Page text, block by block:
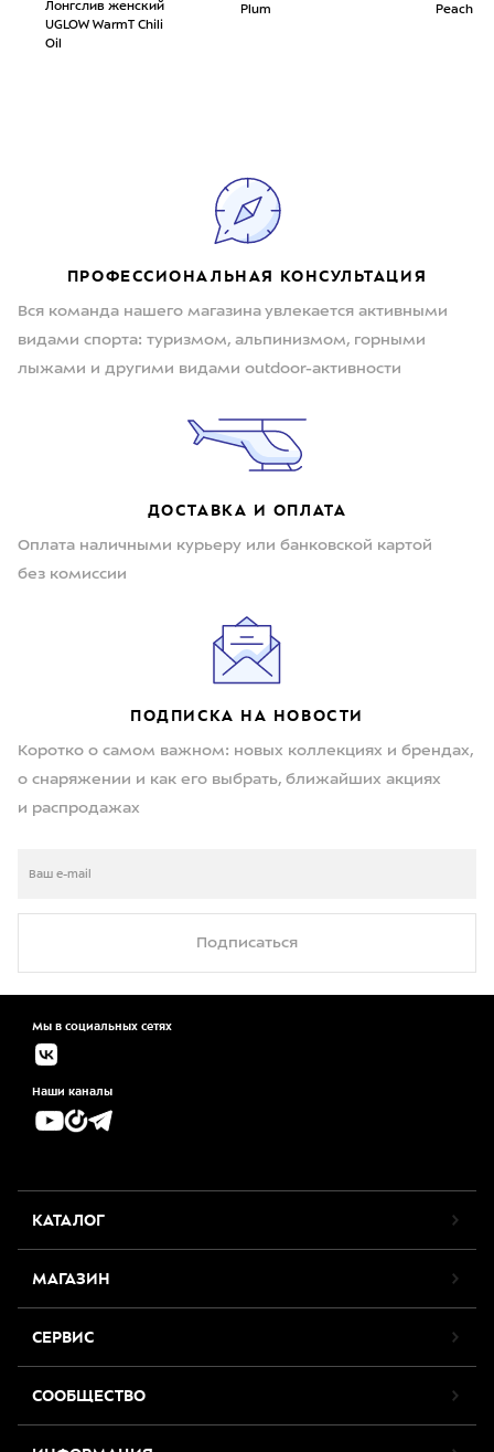
Лонгслив женский
UGLOW WarmT Chili
Oil
Plum
Peach
ПРОФЕССИОНАЛЬНАЯ КОНСУЛЬТАЦИЯ
Вся команда нашего магазина увлекается активными
видами спорта: туризмом, альпинизмом, горными
лыжами и другими видами outdoor-активности
ДОСТАВКА И ОПЛАТА
Оплата наличными курьеру или банковской картой
без комиссии
ПОДПИСКА НА НОВОСТИ
Коротко о самом важном: новых коллекциях и брендах,
о снаряжении и как его выбрать, ближайших акциях
и распродажах
Подписаться
Мы в социальных сетях
Наши каналы
КАТАЛОГ
МАГАЗИН
СЕРВИС
СООБЩЕСТВО